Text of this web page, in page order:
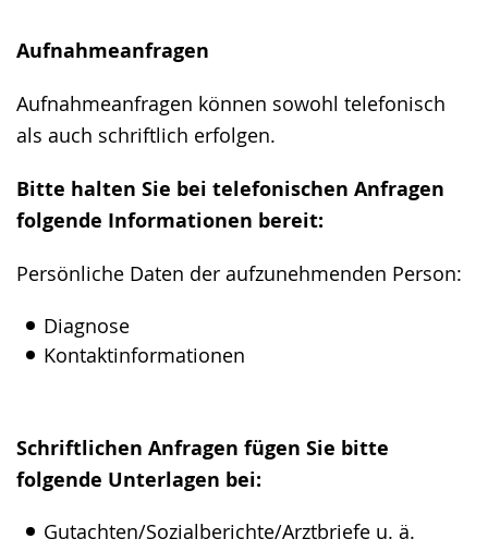
Aufnahmeanfragen
Aufnahmeanfragen können sowohl telefonisch
als auch schriftlich erfolgen.
Bitte halten Sie bei telefonischen Anfragen
folgende Informationen bereit:
Persönliche Daten der aufzunehmenden Person:
Diagnose
Kontaktinformationen
Schriftlichen Anfragen fügen Sie bitte
folgende Unterlagen bei:
Gutachten/Sozialberichte/Arztbriefe u. ä.